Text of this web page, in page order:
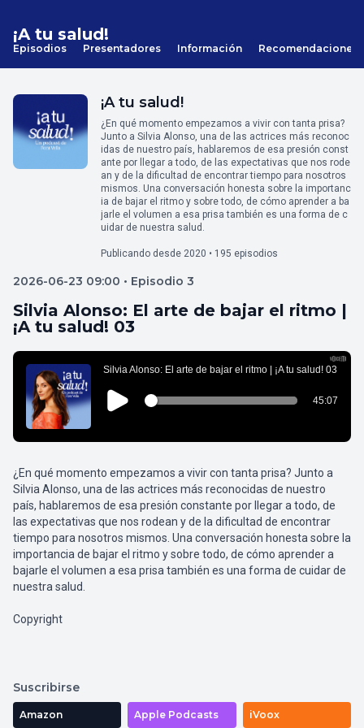
¡A tu salud!
Episodios Presentadores Información Recomendaciones
¡A tu salud!
¿En qué momento empezamos a vivir con tanta prisa?
Junto a Silvia Alonso, una de las actrices más reconoc
idas de nuestro país, hablaremos de esa presión const
ante por llegar a todo, de las expectativas que nos rode
an y de la dificultad de encontrar tiempo para nosotros
mismos. Una conversación honesta sobre la importanc
ia de bajar el ritmo y sobre todo, de cómo aprender a ba
jarle el volumen a esa prisa también es una forma de c
uidar de nuestra salud.
Publicando desde 2020 • 195 episodios
2026-06-23 09:00 • Episodio 3
Silvia Alonso: El arte de bajar el ritmo |
¡A tu salud! 03
¿En qué momento empezamos a vivir con tanta prisa? Junto a
Silvia Alonso, una de las actrices más reconocidas de nuestro
país, hablaremos de esa presión constante por llegar a todo, de
las expectativas que nos rodean y de la dificultad de encontrar
tiempo para nosotros mismos. Una conversación honesta sobre la
importancia de bajar el ritmo y sobre todo, de cómo aprender a
bajarle el volumen a esa prisa también es una forma de cuidar de
nuestra salud.
Copyright
Suscribirse
Amazon Apple Podcasts iVoox